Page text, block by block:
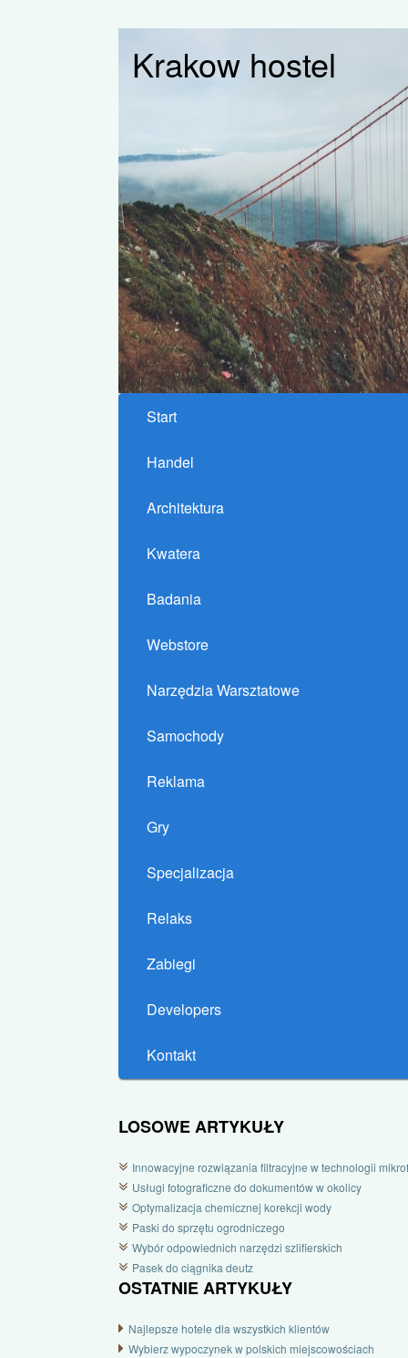
Krakow hostel
Start
Handel
Architektura
Kwatera
Badania
Webstore
Narzędzia Warsztatowe
Samochody
Reklama
Gry
Specjalizacja
Relaks
Zabiegi
Developers
Kontakt
LOSOWE ARTYKUŁY
Innowacyjne rozwiązania filtracyjne w technologii
Usługi fotograficzne do dokumentów w okolicy
Optymalizacja chemicznej korekcji wody
Paski do sprzętu ogrodniczego
Wybór odpowiednich narzędzi szlifierskich
Pasek do ciągnika deutz
OSTATNIE ARTYKUŁY
Najlepsze hotele dla wszystkich klientów
Wybierz wypoczynek w polskich miejscowościach